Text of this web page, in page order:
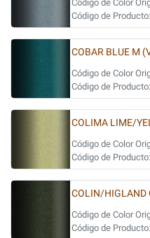
Código de Color
Código de Producto:
COBAR BLUE M
Código de Color
Código de Producto:
COLIMA LIME/
Código de Color
Código de Producto:
COLIN/HIGLAND
Código de Color
Código de Producto: